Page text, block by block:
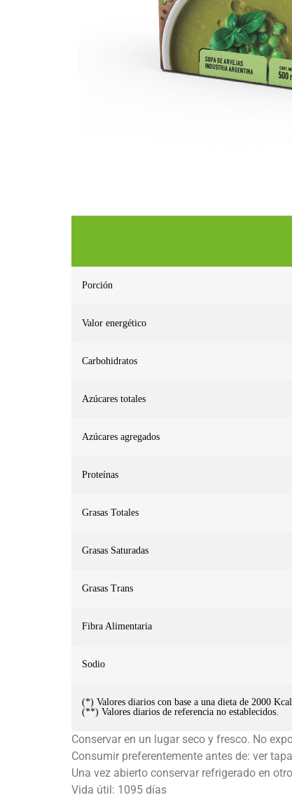
Porción
Valor energético
Carbohidratos
Azúcares totales
Azúcares agregados
Proteínas
Grasas Totales
Grasas Saturadas
Grasas Trans
Fibra Alimentaria
Sodio
(*) Valores diarios con base a una dieta de 2000
(**) Valores diarios de referencia no establecidos.
Conservar en un lugar seco y fresco. No
Consumir preferentemente antes de: ver
Una vez abierto conservar refrigerado en
Vida útil: 1095 días